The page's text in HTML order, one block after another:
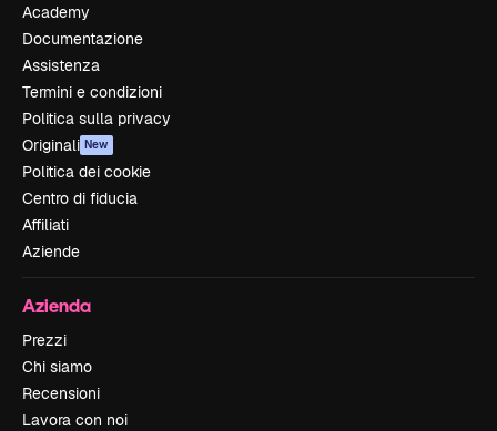
Academy
Documentazione
Assistenza
Termini e condizioni
Politica sulla privacy
Originali New
Politica dei cookie
Centro di fiducia
Affiliati
Aziende
Azienda
Prezzi
Chi siamo
Recensioni
Lavora con noi